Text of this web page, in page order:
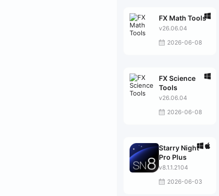
FX Math Tools
v26.06.04
2026-06-08
FX Science
Tools
v26.06.04
2026-06-08
Starry Night
Pro Plus
v8.1.1.2104
2026-06-03